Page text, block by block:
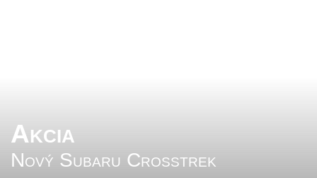
Akcia
Nový Subaru Crosstrek